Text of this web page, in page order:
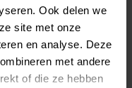
Ook delen we
site met onze
en analyse. Deze
met andere
of die ze hebben
100%
0%
0%